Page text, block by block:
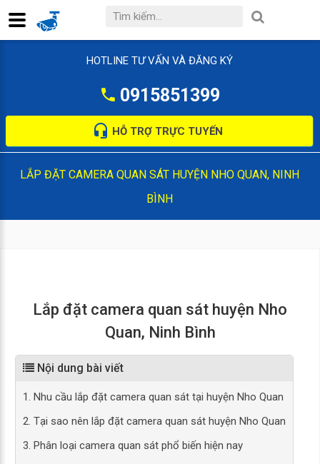
HOTLINE TƯ VẤN VÀ ĐĂNG KÝ
0915851399
HỖ TRỢ TRỰC TUYẾN
LẮP ĐẶT CAMERA QUAN SÁT HUYỆN NHO QUAN, NINH
BÌNH
Lắp đặt camera quan sát huyện Nho
Quan, Ninh Bình
Nội dung bài viết
1. Nhu cầu lắp đặt camera quan sát tại huyện Nho Quan
2. Tại sao nên lắp đặt camera quan sát huyện Nho Quan
3. Phân loại camera quan sát phổ biến hiện nay